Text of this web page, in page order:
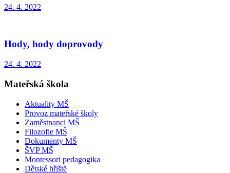
24. 4. 2022
Hody, hody doprovody
24. 4. 2022
Mateřská škola
Aktuality MŠ
Provoz mateřské školy
Zaměstnanci MŠ
Filozofie MŠ
Dokumenty MŠ
ŠVP MŠ
Montessori pedagogika
Dětské hřiště